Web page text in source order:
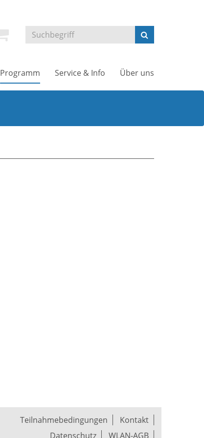
Programm Service & Info Über uns
Teilnahmebedingungen
Kontakt
Datenschutz
WLAN-AGB